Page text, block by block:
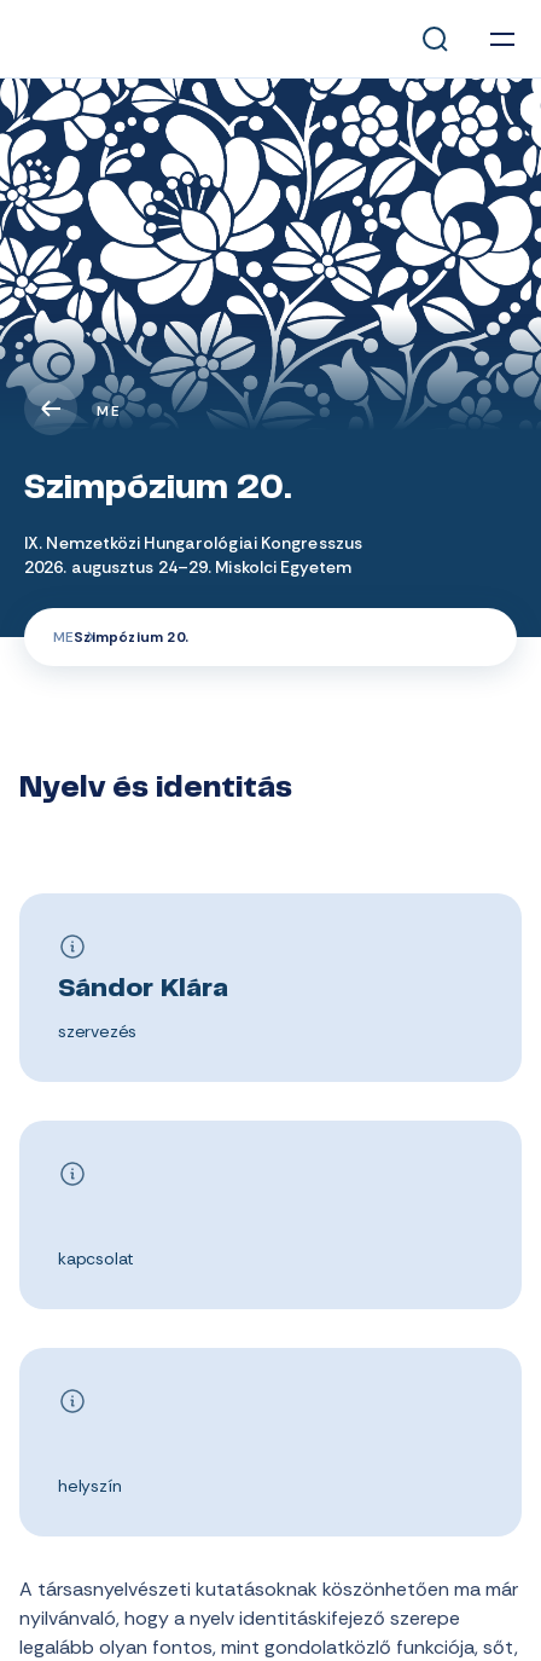
ME
Szimpózium 20.
IX. Nemzetközi Hungarológiai Kongresszus
2026. augusztus 24–29. Miskolci Egyetem
MESzimpózium 20.
Nyelv és identitás
Sándor Klára
szervezés
kapcsolat
helyszín
A társasnyelvészeti kutatásoknak köszönhetően ma már
nyilvánvaló, hogy a nyelv identitáskifejező szerepe
legalább olyan fontos, mint gondolatközlő funkciója, sőt,